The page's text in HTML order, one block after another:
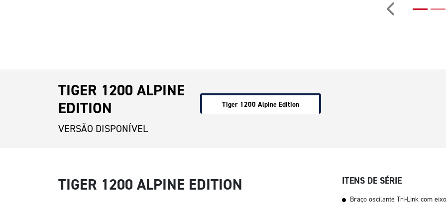
Anterior
TIGER 1200 ALPINE
EDITION
VERSÃO DISPONÍVEL
Tiger 1200 Alpine Edition
TIGER 1200 ALPINE EDITION ITENS DE SÉRIE
Braço oscilante Tri-Link com